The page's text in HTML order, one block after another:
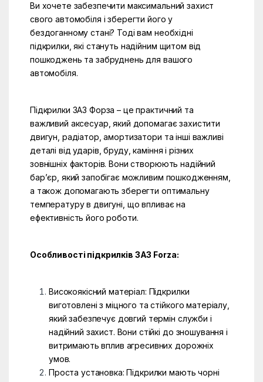
Ви хочете забезпечити максимальний захист
свого автомобіля і зберегти його у
бездоганному стані? Тоді вам необхідні
підкрилки, які стануть надійним щитом від
пошкоджень та забруднень для вашого
автомобіля.
Підкрилки ЗАЗ Форза – це практичний та
важливий аксесуар, який допомагає захистити
двигун, радіатор, амортизатори та інші важливі
деталі від ударів, бруду, каміння і різних
зовнішніх факторів. Вони створюють надійний
бар’єр, який запобігає можливим пошкодженням,
а також допомагають зберегти оптимальну
температуру в двигуні, що впливає на
ефективність його роботи.
Особливості підкрилків ЗАЗ Forza:
Високоякісний матеріал: Підкрилки
виготовлені з міцного та стійкого матеріалу,
який забезпечує довгий термін служби і
надійний захист. Вони стійкі до зношування і
витримають вплив агресивних дорожніх
умов.
Проста установка: Підкрилки мають чорні